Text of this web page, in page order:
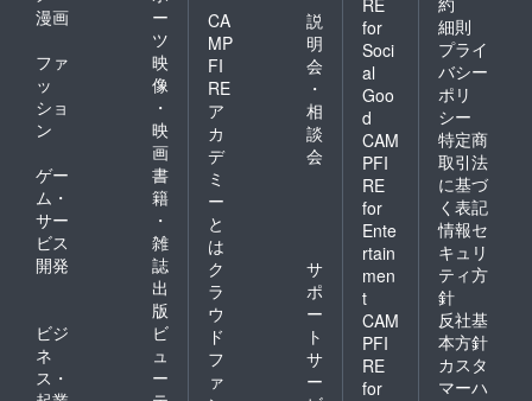
漫画
ー
ツ
ファ
ッ
ショ
ン
映
像
・
映
画
ゲー
ム・
サー
ビス
開発
書
籍
・
雑
誌
出
版
ビジ
ネ
ス・
ビ
ュ
ー
CA
MP
FI
RE
ア
カ
デ
ミ
ー
と
は
説
明
会
・
相
談
会
ク
ラ
ウ
ド
フ
ァ
サ
ポ
ー
ト
サ
ー
RE
for
Soci
al
Goo
d
CAM
PFI
RE
for
Ente
rtain
men
t
CAM
PFI
RE
for
細則
プライ
バシー
ポリ
シー
特定商
取引法
に基づ
く表記
情報セ
キュリ
ティ方
針
反社基
本方針
カスタ
マーハ